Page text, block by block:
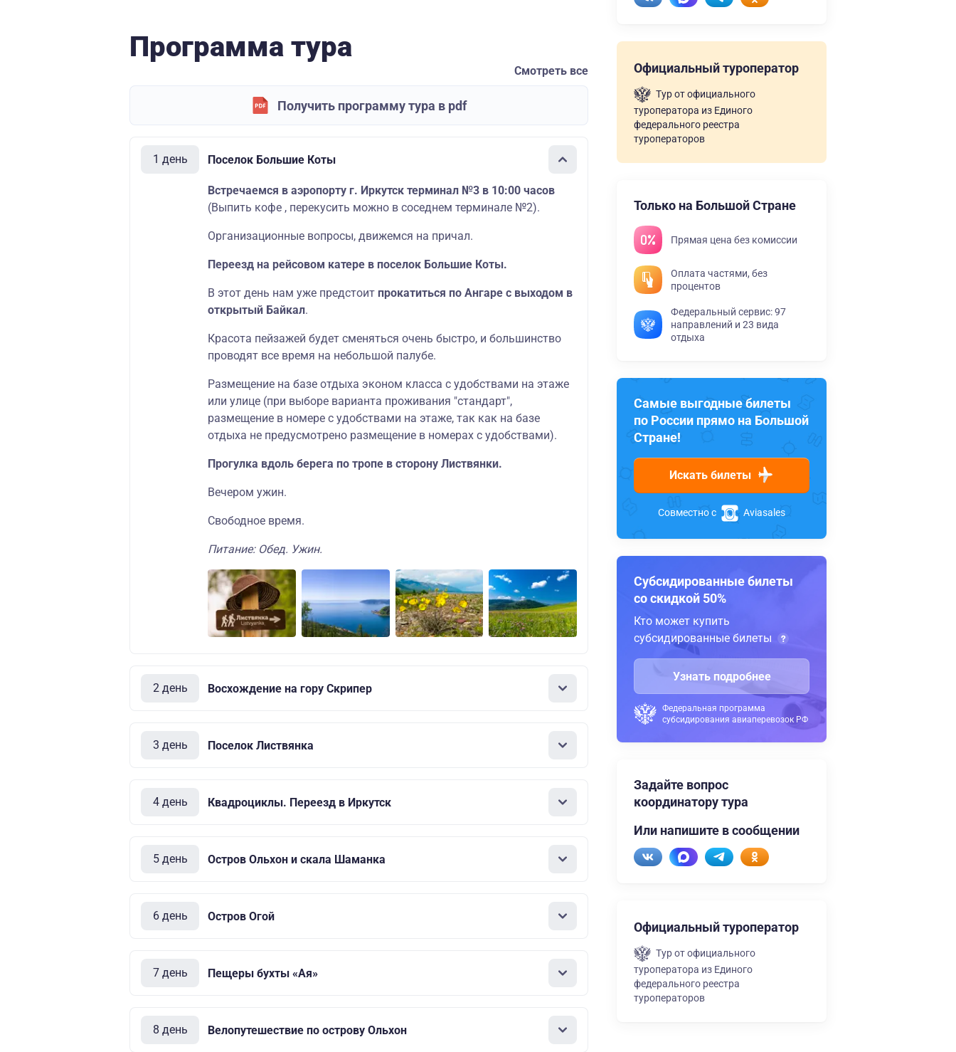
Программа тура
Смотреть все
Получить программу тура в pdf
1 день Поселок Большие Коты
Встречаемся в аэропорту г. Иркутск терминал №3 в 10:00 часов
(Выпить кофе , перекусить можно в соседнем терминале №2).
Организационные вопросы, движемся на причал.
Переезд на рейсовом катере в поселок Большие Коты.
В этот день нам уже предстоит прокатиться по Ангаре с выходом в
открытый Байкал.
Красота пейзажей будет сменяться очень быстро, и большинство
проводят все время на небольшой палубе.
Размещение на базе отдыха эконом класса с удобствами на этаже
или улице (при выборе варианта проживания "стандарт",
размещение в номере с удобствами на этаже, так как на базе
отдыха не предусмотрено размещение в номерах с удобствами).
Прогулка вдоль берега по тропе в сторону Листвянки.
Вечером ужин.
Свободное время.
Питание: Обед. Ужин.
2 день Восхождение на гору Скрипер
3 день Поселок Листвянка
4 день Квадроциклы. Переезд в Иркутск
5 день Остров Ольхон и скала Шаманка
6 день Остров Огой
7 день Пещеры бухты «Ая»
8 день Велопутешествие по острову Ольхон
Официальный туроператор
Тур от официального
туроператора из Единого
федерального реестра
туроператоров
Только на Большой Стране
Прямая цена без комиссии
Оплата частями, без
процентов
Федеральный сервис: 97
направлений и 23 вида
отдыха
Самые выгодные билеты
по России прямо на Большой
Стране!
Искать билеты
Совместно с Aviasales
Субсидированные билеты
со скидкой 50%
Кто может купить
субсидированные билеты
Узнать подробнее
Федеральная программа
субсидирования авиаперевозок РФ
Задайте вопрос
координатору тура
Или напишите в сообщении
Официальный туроператор
Тур от официального
туроператора из Единого
федерального реестра
туроператоров